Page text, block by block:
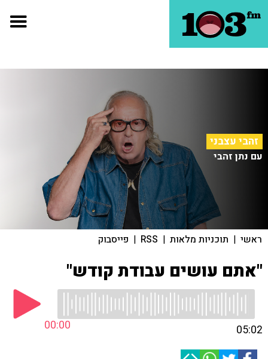
זהבי עצבני
עם נתן זהבי
ראשי | תוכניות מלאות |
RSS
| פייסבוק
"אתם עושים עבודת קודש"
00:00 05:02